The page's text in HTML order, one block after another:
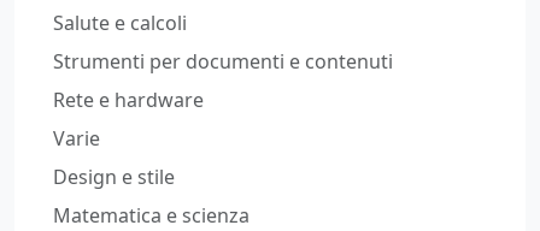
Salute e calcoli
Strumenti per documenti e contenuti
Rete e hardware
Varie
Design e stile
Matematica e scienza